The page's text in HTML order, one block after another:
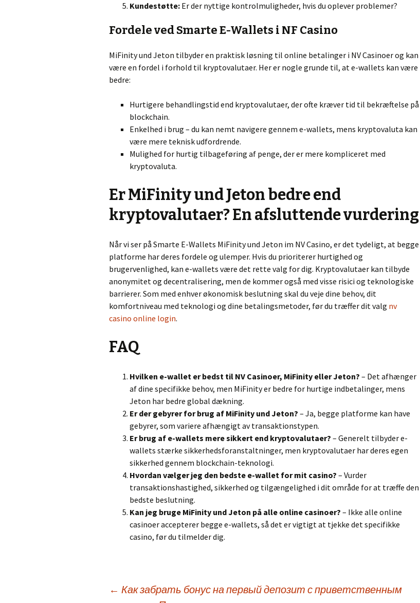
Kundestøtte: Er der nyttige kontrolmuligheder, hvis du oplever problemer?
Fordele ved Smarte E-Wallets i NF Casino
MiFinity und Jeton tilbyder en praktisk løsning til online betalinger i NV Casinoer og kan
være en fordel i forhold til kryptovalutaer. Her er nogle grunde til, at e-wallets kan være
bedre:
Hurtigere behandlingstid end kryptovalutaer, der ofte kræver tid til bekræftelse på
blockchain.
Enkelhed i brug – du kan nemt navigere gennem e-wallets, mens kryptovaluta kan
være mere teknisk udfordrende.
Mulighed for hurtig tilbageføring af penge, der er mere kompliceret med
kryptovaluta.
Er MiFinity und Jeton bedre end
kryptovalutaer? En afsluttende vurdering
Når vi ser på Smarte E-Wallets MiFinity und Jeton im NV Casino, er det tydeligt, at begge
platforme har deres fordele og ulemper. Hvis du prioriterer hurtighed og
brugervenlighed, kan e-wallets være det rette valg for dig. Kryptovalutaer kan tilbyde
anonymitet og decentralisering, men de kommer også med visse risici og teknologiske
barrierer. Som med enhver økonomisk beslutning skal du veje dine behov, dit
komfortniveau med teknologi og dine betalingsmetoder, før du træffer dit valg nv
casino online login.
FAQ
Hvilken e-wallet er bedst til NV Casinoer, MiFinity eller Jeton? – Det afhænger
af dine specifikke behov, men MiFinity er bedre for hurtige indbetalinger, mens
Jeton har bedre global dækning.
Er der gebyrer for brug af MiFinity und Jeton? – Ja, begge platforme kan have
gebyrer, som variere afhængigt av transaktionstypen.
Er brug af e-wallets mere sikkert end kryptovalutaer? – Generelt tilbyder e-
wallets stærke sikkerhedsforanstaltninger, men kryptovalutaer har deres egen
sikkerhed gennem blockchain-teknologi.
Hvordan vælger jeg den bedste e-wallet for mit casino? – Vurder
transaktionshastighed, sikkerhed og tilgængelighed i dit område for at træffe den
bedste beslutning.
Kan jeg bruge MiFinity und Jeton på alle online casinoer? – Ikke alle online
casinoer accepterer begge e-wallets, så det er vigtigt at tjekke det specifikke
casino, før du tilmelder dig.
← Как забрать бонус на первый депозит с приветственным